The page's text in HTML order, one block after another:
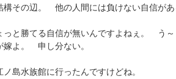
構その辺。 他の人間には負けない自信が
と勝てる自信が無いんですよねぇ。 う～
よ。 申し分ない。
島水族館に行ったんですけどね。